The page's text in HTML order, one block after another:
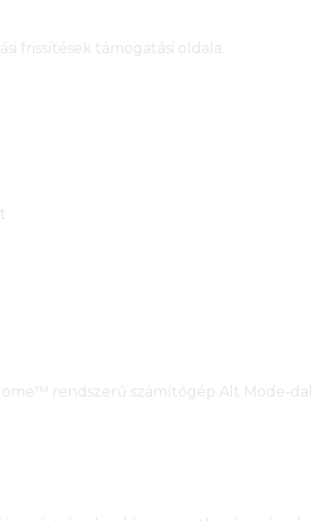
frissítések támogatási oldala.
rendszerű számítógép Alt Mode-dal